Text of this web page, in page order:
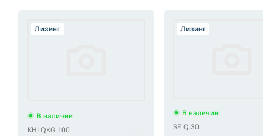
Лизинг
В наличии
KHI QKG.100
Лизинг
В наличии
SF Q.30